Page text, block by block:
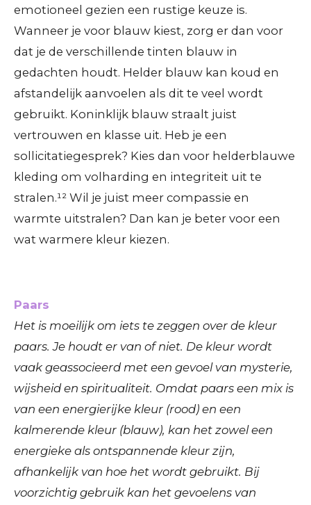
emotioneel gezien een rustige keuze is.
Wanneer je voor blauw kiest, zorg er dan voor
dat je de verschillende tinten blauw in
gedachten houdt. Helder blauw kan koud en
afstandelijk aanvoelen als dit te veel wordt
gebruikt. Koninklijk blauw straalt juist
vertrouwen en klasse uit. Heb je een
sollicitatiegesprek? Kies dan voor helderblauwe
kleding om volharding en integriteit uit te
stralen.¹² Wil je juist meer compassie en
warmte uitstralen? Dan kan je beter voor een
wat warmere kleur kiezen.
Paars
Het is moeilijk om iets te zeggen over de kleur
paars. Je houdt er van of niet. De kleur wordt
vaak geassocieerd met een gevoel van mysterie,
wijsheid en spiritualiteit. Omdat paars een mix is
van een energierijke kleur (rood) en een
kalmerende kleur (blauw), kan het zowel een
energieke als ontspannende kleur zijn,
afhankelijk van hoe het wordt gebruikt. Bij
voorzichtig gebruik kan het gevoelens van